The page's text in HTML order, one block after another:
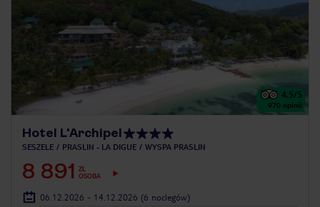
4.5/5
970 opinii
Hotel L'Archipel
SESZELE PRASLIN - LA DIGUE WYSPA PRASLIN
8 891
ZŁ
OSOBA
06.12.2026 - 14.12.2026 (6 noclegów)